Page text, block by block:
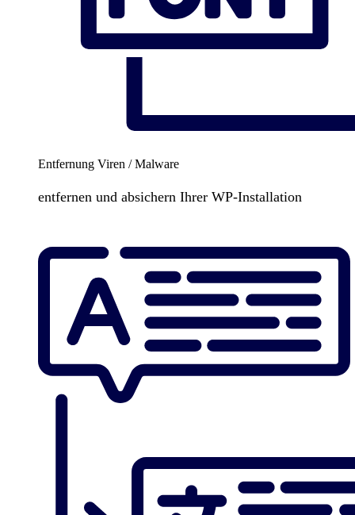
Entfernung Viren / Malware
entfernen und absichern Ihrer WP-Installation